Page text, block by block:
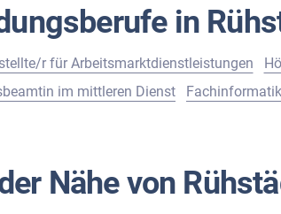
in
r für Arbeitsmarktdienstleistungen
im mittleren Dienst
Nähe von